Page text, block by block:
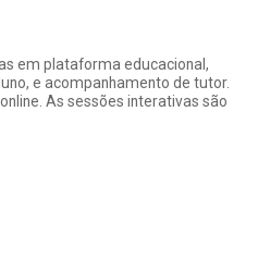
em plataforma educacional,
e acompanhamento de tutor.
As sessões interativas são